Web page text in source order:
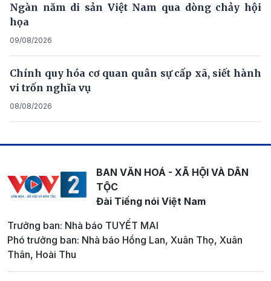
Ngàn năm di sản Việt Nam qua dòng chảy hội
họa
09/08/2026
Chính quy hóa cơ quan quân sự cấp xã, siết hành
vi trốn nghĩa vụ
08/08/2026
BAN VĂN HOÁ - XÃ HỘI VÀ DÂN
TỘC
Đài Tiếng nói Việt Nam
Trưởng ban: Nhà báo TUYẾT MAI
Phó trưởng ban: Nhà báo Hồng Lan, Xuân Thọ, Xuân
Thân, Hoài Thu